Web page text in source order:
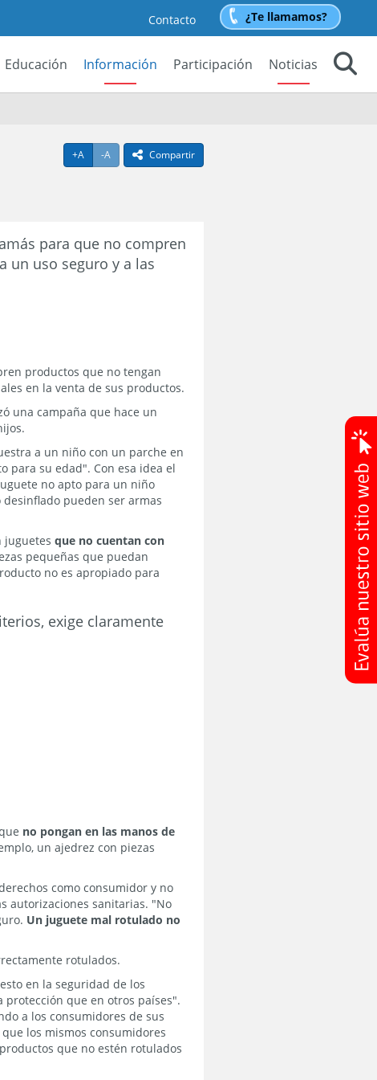
Contacto ¿Te llamamos?
Educación Información Participación
Noticias
+A Agrandar texto
-A Achicar textoicono compartir
Compartir
para que no compren
un uso seguro y a las
productos que no tengan
en la venta de sus productos.
una campaña que hace un
a un niño con un parche en
para su edad". Con esa idea el
no apto para un niño
pueden ser armas
juguetesque no cuentan con
pequeñas que puedan
no es apropiado para
exige claramente
no pongan en las manos de
un ajedrez con piezas
como consumidor y no
autorizaciones sanitarias. "No
Un juguete mal rotulado no
rotulados.
en laseguridad de los
protección que en otros países".
a los consumidores de sus
los mismos consumidores
que no estén rotulados